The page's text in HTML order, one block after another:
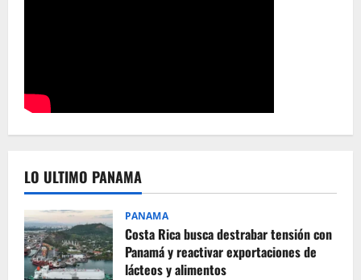
LO ULTIMO PANAMA
PANAMA
Costa Rica busca destrabar tensión con
Panamá y reactivar exportaciones de
lácteos y alimentos